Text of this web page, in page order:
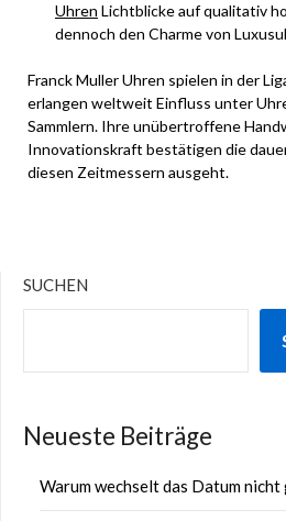
Uhren Lichtblicke auf qualitativ
dennoch den Charme von
Franck Muller Uhren spielen in der
erlangen weltweit Einfluss unter
Sammlern. Ihre unübertroffene
Innovationskraft bestätigen die
diesen Zeitmessern ausgeht.
SUCHEN
Neueste Beiträge
Warum wechselt das Datum